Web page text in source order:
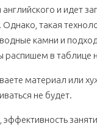
и идет
Однако, такая
камни и
распишем в таблице
материал или
не будет.